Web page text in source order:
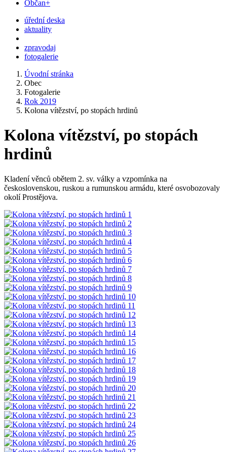
Občan+
úřední deska
aktuality
zpravodaj
fotogalerie
Úvodní stránka
Obec
Fotogalerie
Rok 2019
Kolona vítězství, po stopách hrdinů
Kolona vítězství, po stopách
hrdinů
Kladení věnců obětem 2. sv. války a vzpomínka na
československou, ruskou a rumunskou armádu, které osvobozovaly
okolí Prostějova.